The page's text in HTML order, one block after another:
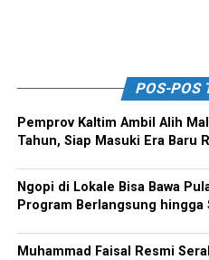
POS-POS
Pemprov Kaltim Ambil Alih
Tahun, Siap Masuki Era Baru
Ngopi di Lokale Bisa Bawa
Program Berlangsung hingga
Muhammad Faisal Resmi